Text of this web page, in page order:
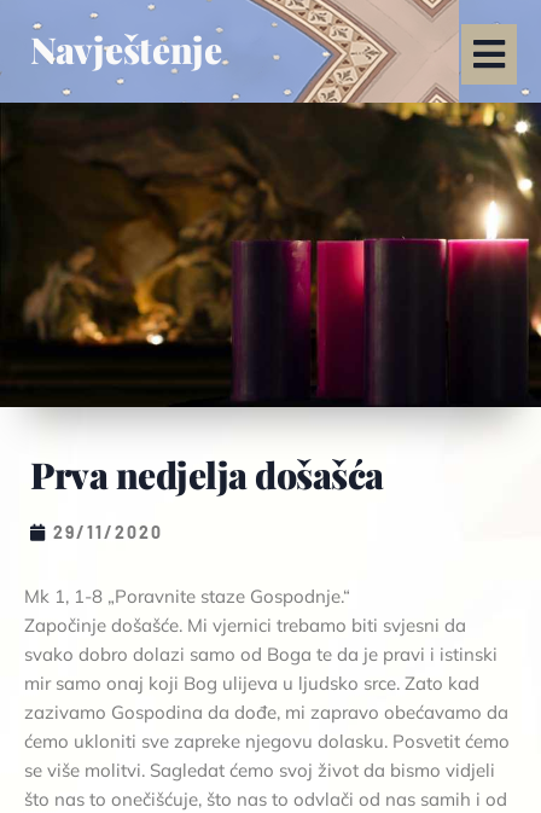
Navještenje
Prva nedjelja došašća
29/11/2020
Mk 1, 1-8 „Poravnite staze Gospodnje.“
Započinje došašće. Mi vjernici trebamo biti svjesni da
svako dobro dolazi samo od Boga te da je pravi i istinski
mir samo onaj koji Bog ulijeva u ljudsko srce. Zato kad
zazivamo Gospodina da dođe, mi zapravo obećavamo da
ćemo ukloniti sve zapreke njegovu dolasku. Posvetit ćemo
se više molitvi. Sagledat ćemo svoj život da bismo vidjeli
što nas to onečišćuje, što nas to odvlači od nas samih i od